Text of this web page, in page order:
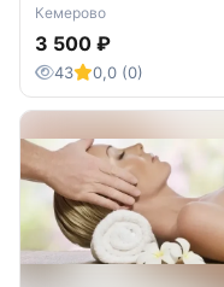
Кемерово
3 500 ₽
43 0,0 (0)